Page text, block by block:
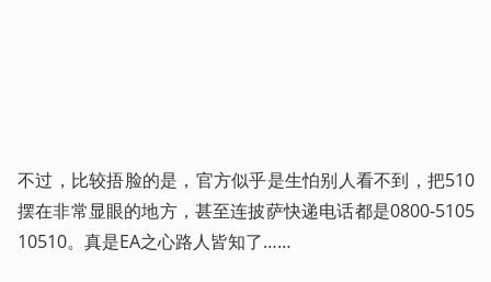
不过，比较捂脸的是，官方似乎是生怕别人看不到，把510
摆在非常显眼的地方，甚至连披萨快递电话都是0800-5105
10510。真是EA之心路人皆知了……